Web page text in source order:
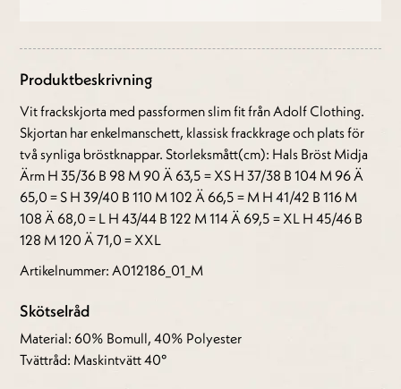
Produktbeskrivning
Vit frackskjorta med passformen slim fit från Adolf Clothing.
Skjortan har enkelmanschett, klassisk frackkrage och plats för
två synliga bröstknappar. Storleksmått(cm): Hals Bröst Midja
Ärm H 35/36 B 98 M 90 Ä 63,5 = XS H 37/38 B 104 M 96 Ä
65,0 = S H 39/40 B 110 M 102 Ä 66,5 = M H 41/42 B 116 M
108 Ä 68,0 = L H 43/44 B 122 M 114 Ä 69,5 = XL H 45/46 B
128 M 120 Ä 71,0 = XXL
Artikelnummer: A012186_01_M
Skötselråd
Material: 60% Bomull, 40% Polyester
Tvättråd: Maskintvätt 40°